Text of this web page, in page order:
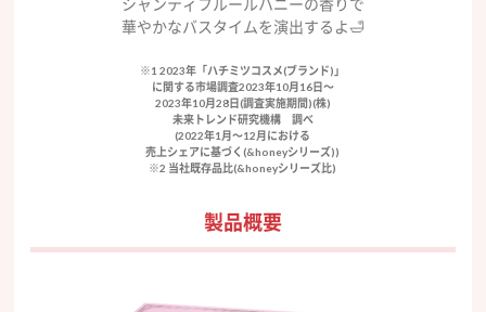
シャンティフルールハニーの香りで
華やかなバスタイムを演出するよ🛁
※1 2023年「ハチミツコスメ(ブランド)」
に関する市場調査2023年10月16日〜
2023年10月28日(調査実施期間)(株)
未来トレンド研究機構 調べ
(2022年1月〜12月における
売上シェアに基づく(&honeyシリーズ))
※2 当社既存品比(&honeyシリーズ比)
製品概要